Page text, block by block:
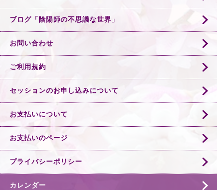
ブログ「陰陽師の不思議な世界」
お問い合わせ
ご利用規約
セッションのお申し込みについて
お支払いについて
お支払いのページ
プライバシーポリシー
カレンダー